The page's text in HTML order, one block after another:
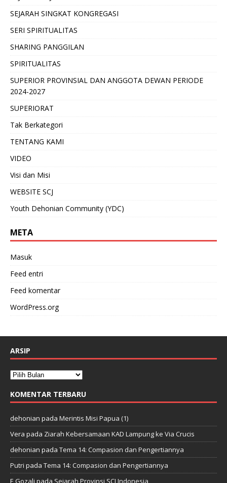
SEJARAH SINGKAT KONGREGASI
SERI SPIRITUALITAS
SHARING PANGGILAN
SPIRITUALITAS
SUPERIOR PROVINSIAL DAN ANGGOTA DEWAN PERIODE
2024-2027
SUPERIORAT
Tak Berkategori
TENTANG KAMI
VIDEO
Visi dan Misi
WEBSITE SCJ
Youth Dehonian Community (YDC)
META
Masuk
Feed entri
Feed komentar
WordPress.org
ARSIP
KOMENTAR TERBARU
dehonian pada Merintis Misi Papua (1)
Vera pada Ziarah Kebersamaan KAD Lampung ke Via Crucis
dehonian pada Tema 14: Compasion dan Pengertiannya
Putri pada Tema 14: Compasion dan Pengertiannya
E Gozali pada Sejarah Provinsi SCJ Indonesia